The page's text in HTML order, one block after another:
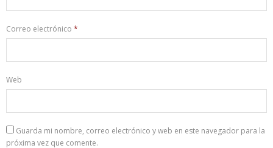
Correo electrónico *
Web
Guarda mi nombre, correo electrónico y web en este navegador para la
próxima vez que comente.